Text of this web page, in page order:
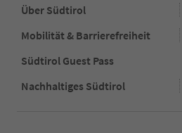
Über Südtirol
Mobilität & Barrierefreiheit
Südtirol Guest Pass
Nachhaltiges Südtirol